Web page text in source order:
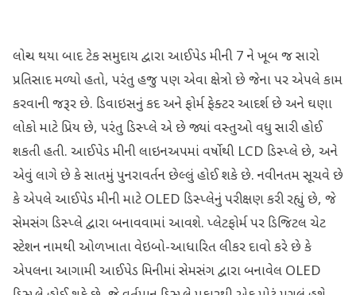
લોન્ચ થયા બાદ ટેક સમુદાય દ્વારા આઈપેડ મીની 7 ને ખૂબ જ સારો
પ્રતિસાદ મળ્યો હતો, પરંતુ હજુ પણ એવા ક્ષેત્રો છે જેના પર એપલે કામ
કરવાની જરૂર છે. ડિવાઇસનું કદ અને ફોર્મ ફેક્ટર આદર્શ છે અને ઘણા
લોકો માટે પ્રિય છે, પરંતુ ડિસ્પ્લે એ છે જ્યાં વસ્તુઓ વધુ સારી હોઈ
શકતી હતી. આઈપેડ મીની લાઇનઅપમાં વર્ષોથી LCD ડિસ્પ્લે છે, અને
એવું લાગે છે કે સાતમું પુનરાવર્તન છેલ્લું હોઈ શકે છે. નવીનતમ સૂચવે છે
કે એપલે આઈપેડ મીની માટે OLED ડિસ્પ્લેનું પરીક્ષણ કરી રહ્યું છે, જે
સેમસંગ ડિસ્પ્લે દ્વારા બનાવવામાં આવશે. પ્લેટફોર્મ પર ડિજિટલ ચેટ
સ્ટેશન નામથી ઓળખાતા વેઇબો-આધારિત લીકર દાવો કરે છે કે
એપલના આગામી આઈપેડ મિનીમાં સેમસંગ દ્વારા બનાવેલ OLED